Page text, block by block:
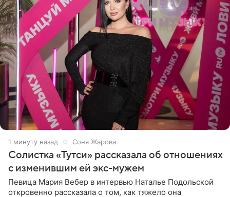
2 минуты назад Соня Жарова
Солистка «Тутси» рассказала об отношениях
с изменившим ей экс-мужем
Певица Мария Вебер в интервью Наталье Подольской
откровенно рассказала о том, как тяжело она